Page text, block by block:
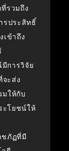
รวมถึง
รประสิทธิ์
ข้าถึง
การวิจัย
ะส่ง
ให้กับ
โยชน์ให้
ชภัฏที่มี